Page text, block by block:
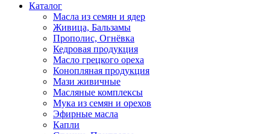
Каталог
Масла из семян и ядер
Живица, Бальзамы
Прополис, Огнёвка
Кедровая продукция
Масло грецкого ореха
Конопляная продукция
Мази живичные
Масляные комплексы
Мука из семян и орехов
Эфирные масла
Капли